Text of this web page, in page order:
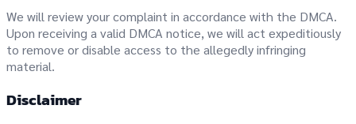
We will review your complaint in accordance with the DMCA.
Upon receiving a valid DMCA notice, we will act expeditiously
to remove or disable access to the allegedly infringing
material.
Disclaimer